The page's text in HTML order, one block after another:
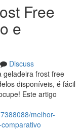
Free
e
Discuss
geladeira frost free
disponíveis, é fácil
Este artigo
melhor-